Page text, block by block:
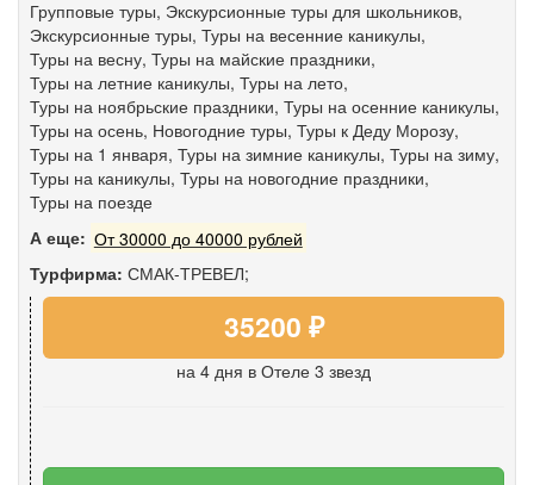
Групповые туры, Экскурсионные туры для школьников,
Экскурсионные туры, Туры на весенние каникулы,
Туры на весну, Туры на майские праздники,
Туры на летние каникулы, Туры на лето,
Туры на ноябрьские праздники, Туры на осенние каникулы,
Туры на осень, Новогодние туры, Туры к Деду Морозу,
Туры на 1 января, Туры на зимние каникулы, Туры на зиму,
Туры на каникулы, Туры на новогодние праздники,
Туры на поезде
А еще: От 30000 до 40000 рублей
Турфирма: СМАК-ТРЕВЕЛ;
35200 ₽
на 4 дня в Отеле 3 звезд